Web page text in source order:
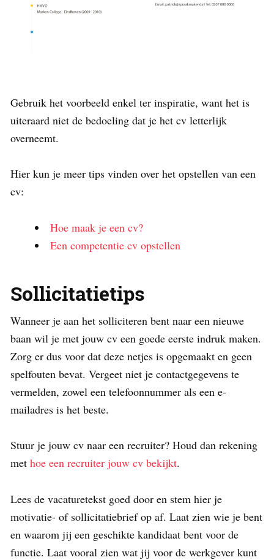
Gebruik het voorbeeld enkel ter inspiratie, want het is
uiteraard niet de bedoeling dat je het cv letterlijk
overneemt.
Hier kun je meer tips vinden over het opstellen van een
cv:
Hoe maak je een cv?
Een competentie cv opstellen
Sollicitatietips
Wanneer je aan het solliciteren bent naar een nieuwe
baan wil je met jouw cv een goede eerste indruk maken.
Zorg er dus voor dat deze netjes is opgemaakt en geen
spelfouten bevat. Vergeet niet je contactgegevens te
vermelden, zowel een telefoonnummer als een e-
mailadres is het beste.
Stuur je jouw cv naar een recruiter? Houd dan rekening
met hoe een recruiter jouw cv bekijkt.
Lees de vacaturetekst goed door en stem hier je
motivatie- of sollicitatiebrief op af. Laat zien wie je bent
en waarom jij een geschikte kandidaat bent voor de
functie. Laat vooral zien wat jij voor de werkgever kunt